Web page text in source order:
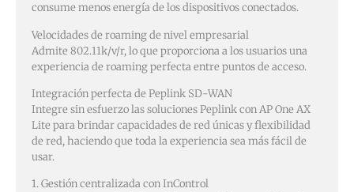
consume menos energía de los dispositivos conectados.
Velocidades de roaming de nivel empresarial
Admite 802.11k/v/r, lo que proporciona a los usuarios una
experiencia de roaming perfecta entre puntos de acceso.
Integración perfecta de Peplink SD-WAN
Integre sin esfuerzo las soluciones Peplink con AP One AX
Lite para brindar capacidades de red únicas y flexibilidad
de red, haciendo que toda la experiencia sea más fácil de
usar.
1. Gestión centralizada con InControl